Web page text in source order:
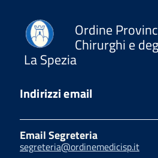
Ordine
Chirurghi e
La Spezia
Indirizzi email
Email Segreteria
segreteria@ordinemedicisp.it